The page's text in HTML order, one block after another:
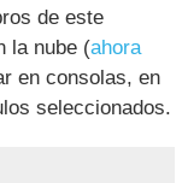
de este
la nube (ahora
en consolas, en
seleccionados.